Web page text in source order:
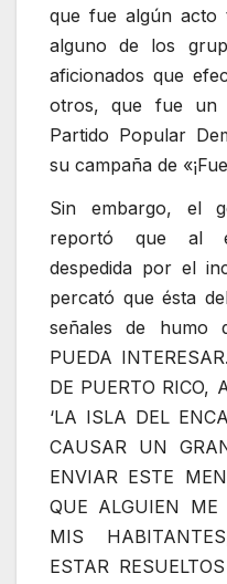
que fue algún acto
alguno de los
aficionados que
otros, que fue un
Partido Popular
su campaña de
Sin embargo, el
reportó que al
despedida por el
percató que ésta
señales de humo
PUEDA INTERESAR.
DE PUERTO RICO,
‘LA ISLA DEL
CAUSAR UN
ENVIAR ESTE
QUE ALGUIEN ME
MIS
ESTAR